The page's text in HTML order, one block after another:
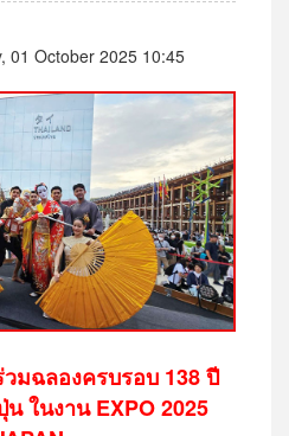
01 October 2025 10:45
มฉลองครบรอบ 138 ปี
นในงาน EXPO 2025